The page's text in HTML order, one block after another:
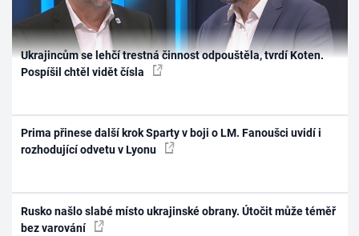
Ukrajincům se lehčí trestná činnost odpouštěla, tvrdí Koten.
Pospíšil chtěl vidět čísla
Prima přinese další krok Sparty v boji o LM. Fanoušci uvidí i
rozhodující odvetu v Lyonu
Rusko našlo slabé místo ukrajinské obrany. Útočit může téměř
bez varování